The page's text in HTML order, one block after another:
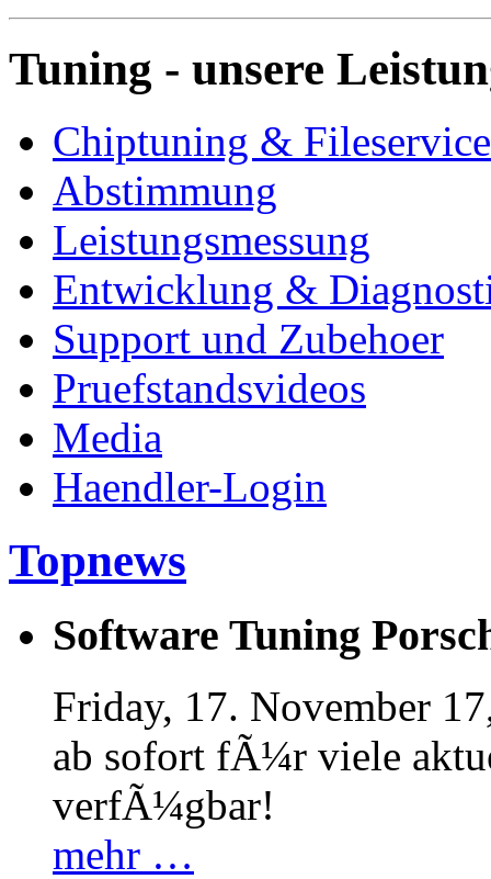
Tuning - unsere
Chiptuning & Fileservice
Abstimmung
Leistungsmessung
Entwicklung &
Support und Zubehoer
Pruefstandsvideos
Media
Haendler-Login
Topnews
Software Tuning
Friday, 17. November
ab sofort fÃ¼r viele
verfÃ¼gbar!
mehr …